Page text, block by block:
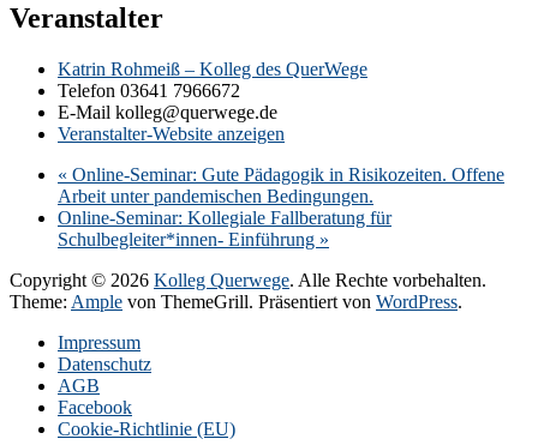
Veranstalter
Katrin Rohmeiß – Kolleg des QuerWege
Telefon 03641 7966672
E-Mail kolleg@querwege.de
Veranstalter-Website anzeigen
« Online-Seminar: Gute Pädagogik in Risikozeiten. Offene
Arbeit unter pandemischen Bedingungen.
Online-Seminar: Kollegiale Fallberatung für
Schulbegleiter*innen- Einführung »
Copyright © 2026 Kolleg Querwege. Alle Rechte vorbehalten.
Theme: Ample von ThemeGrill. Präsentiert von WordPress.
Impressum
Datenschutz
AGB
Facebook
Cookie-Richtlinie (EU)